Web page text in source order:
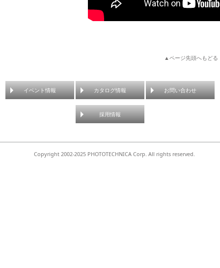
▲ページ先頭へもどる
イベント情報 カタログ情報 お問い合わせ
採用情報
Copyright 2002-2025 PHOTOTECHNICA Corp. All rights reserved.